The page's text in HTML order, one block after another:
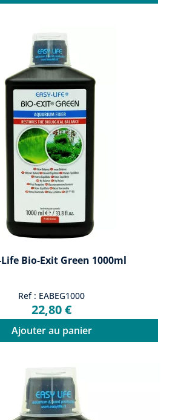
Life Bio-Exit Green 1000ml
Ref : EABEG1000
22,80 €
Ajouter au panier